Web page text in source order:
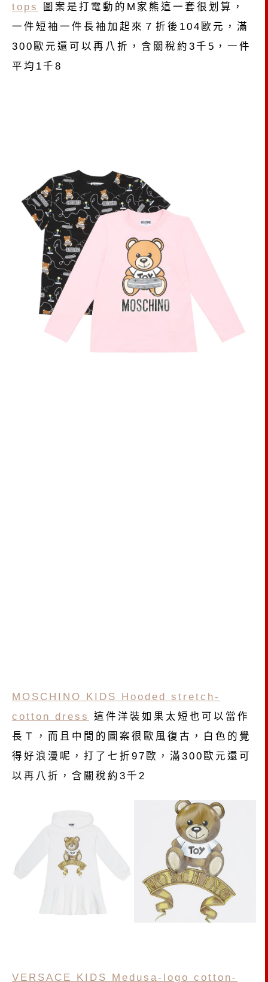
tops
圖案是打電動的M家熊這一套很划算，
一件短袖一件長袖加起來７折後104歐元，滿
300歐元還可以再八折，含關稅約3千5，一件
平均1千8
MOSCHINO KIDS Hooded stretch-
cotton dress
這件洋裝如果太短也可以當作
長Ｔ，而且中間的圖案很歐風復古，白色的覺
得好浪漫呢，打了七折97歐，滿300歐元還可
以再八折，含關稅約3千2
VERSACE KIDS Medusa-logo cotton-